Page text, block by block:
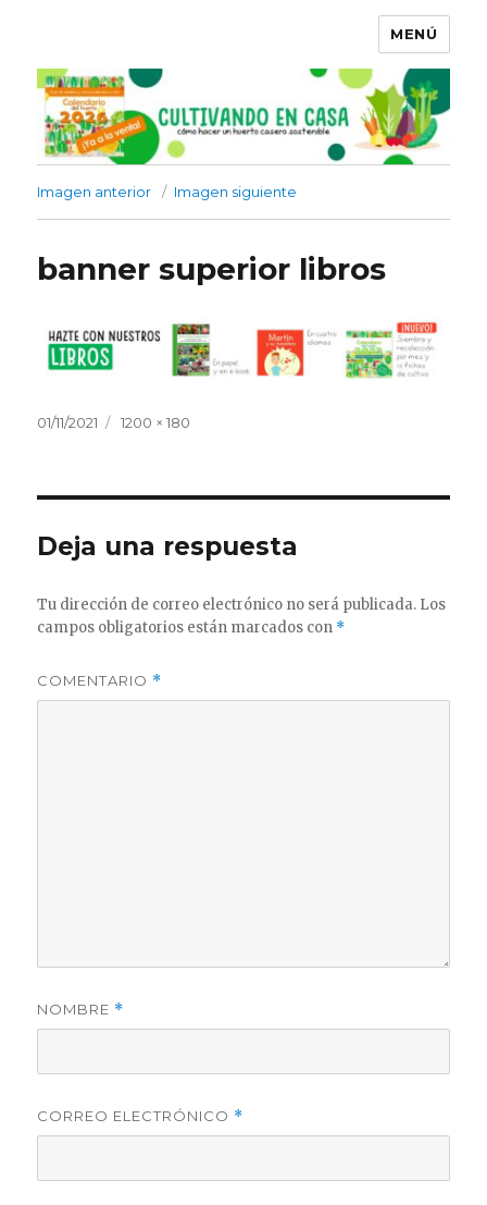
MENÚ
Imagen anterior Imagen siguiente
banner superior libros
Publicado
01/11/2021
Tamaño
1200 × 180
Deja una respuesta
Tu dirección de correo electrónico no será publicada. Los
campos obligatorios están marcados con *
COMENTARIO *
NOMBRE *
CORREO ELECTRÓNICO *